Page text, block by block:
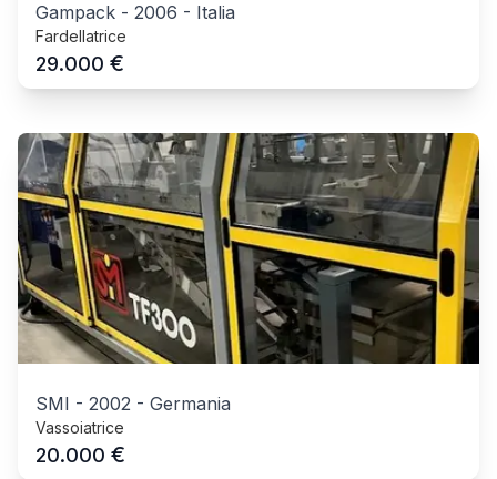
Gampack - 2006 - Italia
Fardellatrice
29.000 €
SMI - 2002 - Germania
Vassoiatrice
20.000 €